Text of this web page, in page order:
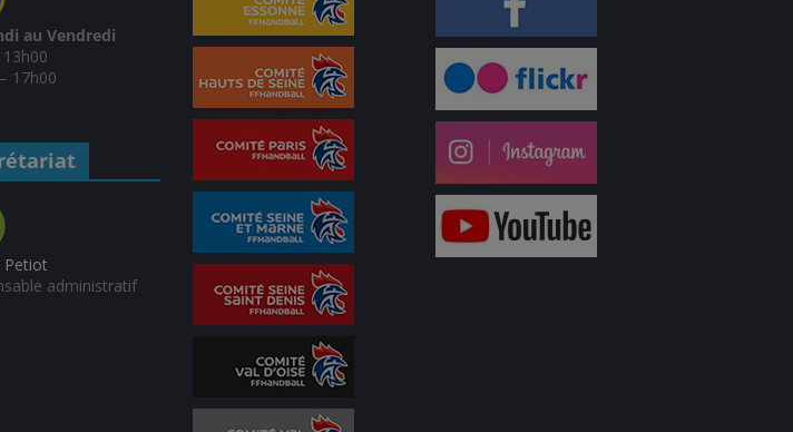
au Vendredi
17h00
Petiot
administratif